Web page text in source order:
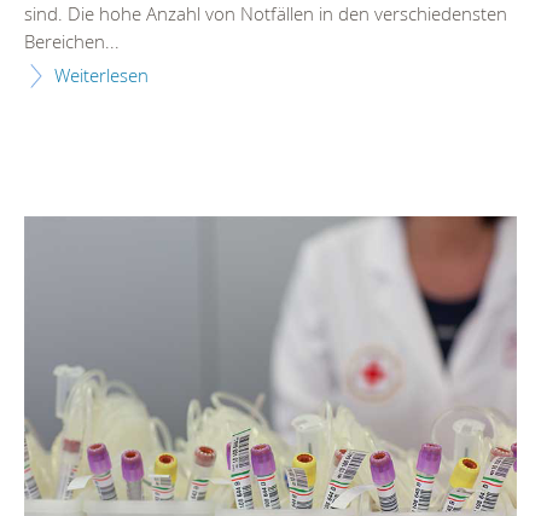
sind. Die hohe Anzahl von Notfällen in den verschiedensten
Bereichen...
Weiterlesen